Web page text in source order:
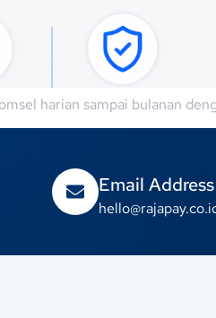
harian sampai bulanan
Email Address